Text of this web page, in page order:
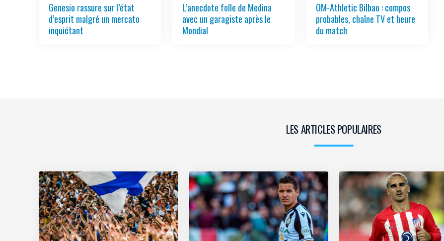
Genesio rassure sur l’état
d’esprit malgré un mercato
inquiétant
L’anecdote folle de Medina
avec un garagiste après le
Mondial
OM-Athletic Bilbao : compos
probables, chaîne TV et heure
du match
LES ARTICLES POPULAIRES